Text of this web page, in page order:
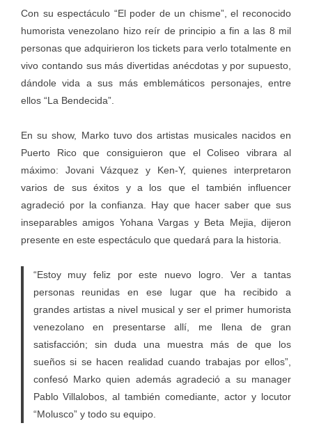
Con su espectáculo “El poder de un chisme”, el reconocido
humorista venezolano hizo reír de principio a fin a las 8 mil
personas que adquirieron los tickets para verlo totalmente en
vivo contando sus más divertidas anécdotas y por supuesto,
dándole vida a sus más emblemáticos personajes, entre
ellos “La Bendecida”.
En su show, Marko tuvo dos artistas musicales nacidos en
Puerto Rico que consiguieron que el Coliseo vibrara al
máximo: Jovani Vázquez y Ken-Y, quienes interpretaron
varios de sus éxitos y a los que el también influencer
agradeció por la confianza. Hay que hacer saber que sus
inseparables amigos Yohana Vargas y Beta Mejia, dijeron
presente en este espectáculo que quedará para la historia.
“Estoy muy feliz por este nuevo logro. Ver a tantas
personas reunidas en ese lugar que ha recibido a
grandes artistas a nivel musical y ser el primer humorista
venezolano en presentarse allí, me llena de gran
satisfacción; sin duda una muestra más de que los
sueños si se hacen realidad cuando trabajas por ellos”,
confesó Marko quien además agradeció a su manager
Pablo Villalobos, al también comediante, actor y locutor
“Molusco” y todo su equipo.